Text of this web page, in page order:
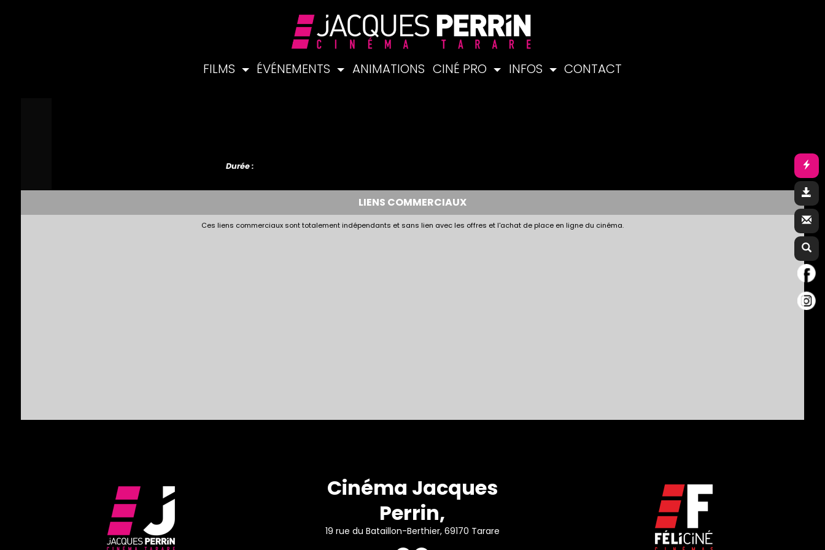
FILMS ÉVÉNEMENTS ANIMATIONS CINÉ PRO INFOS CONTACT
Durée :
LIENS COMMERCIAUX
Ces liens commerciaux sont totalement indépendants et sans lien avec les offres et l'achat de place en ligne du cinéma.
Cinéma Jacques
Perrin,
19 rue du Bataillon-Berthier, 69170 Tarare